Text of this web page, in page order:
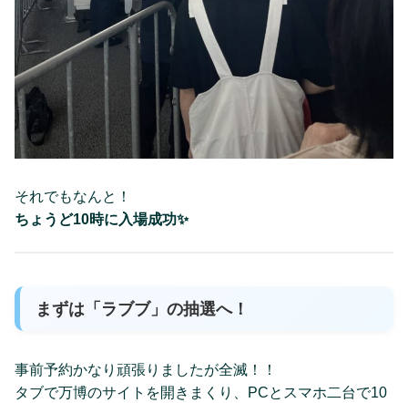
それでもなんと！
ちょうど10時に入場成功✨
まずは「ラブブ」の抽選へ！
事前予約かなり頑張りましたが全滅！！
タブで万博のサイトを開きまくり、PCとスマホ二台で10